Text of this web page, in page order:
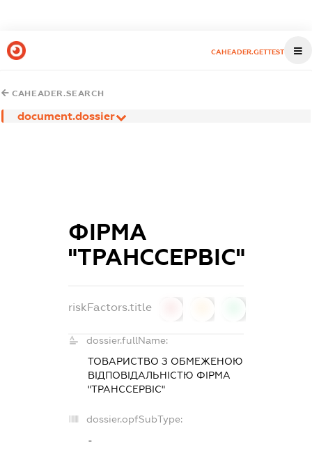
CAHEADER.GETTEST
CAHEADER.SEARCH
document.dossier
ФІРМА
"ТРАНССЕРВІС"
riskFactors.title
dossier.fullName:
ТОВАРИСТВО З ОБМЕЖЕНОЮ
ВІДПОВІДАЛЬНІСТЮ ФІРМА
"ТРАНССЕРВІС"
dossier.opfSubType:
-